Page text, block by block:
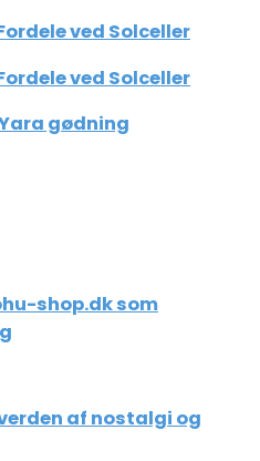
ved Solceller
ved Solceller
gødning
shop.dk som
af nostalgi og